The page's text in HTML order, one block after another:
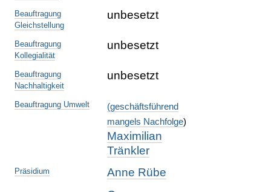
Beauftragung
Gleichstellung
unbesetzt
Beauftragung
Kollegialität
unbesetzt
Beauftragung
Nachhaltigkeit
unbesetzt
Beauftragung Umwelt (geschäftsführend
mangels Nachfolge)
Maximilian
Tränkler
Präsidium
Anne Rübe